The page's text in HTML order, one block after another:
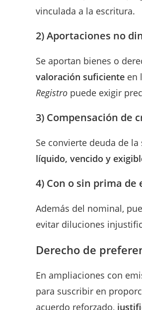
vinculada a la escritura.
2) Aportaciones no
Se aportan bienes o
valoración suficiente en
Registro puede exigir
3) Compensación de
Se convierte deuda de
líquido, vencido y
4) Con o sin prima de
Además del nominal,
evitar diluciones
Derecho de
En ampliaciones con
para suscribir en
acuerdo reforzado,